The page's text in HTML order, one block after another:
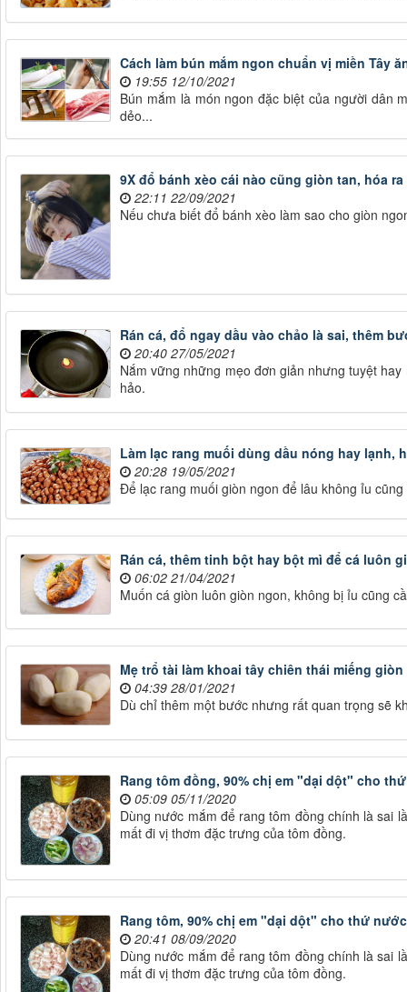
Cách làm bún mắm ngon chuẩn vị miền Tây
19:55 12/10/2021
Bún mắm là món ngon đặc biệt của người dân
dẻo...
9X đổ bánh xèo cái nào cũng giòn tan, hóa
22:11 22/09/2021
Nếu chưa biết đổ bánh xèo làm sao cho giòn
Rán cá, đổ ngay dầu vào chảo là sai, thêm
20:40 27/05/2021
Nắm vững những mẹo đơn giản nhưng tuyệt
hảo.
Làm lạc rang muối dùng dầu nóng hay lạnh,
20:28 19/05/2021
Để lạc rang muối giòn ngon để lâu không ỉu
Rán cá, thêm tinh bột hay bột mì để cá luôn
06:02 21/04/2021
Muốn cá giòn luôn giòn ngon, không bị ỉu cũng
Mẹ trổ tài làm khoai tây chiên thái miếng
04:39 28/01/2021
Dù chỉ thêm một bước nhưng rất quan trọng sẽ
Rang tôm đồng, 90% chị em "dại dột" cho
05:09 05/11/2020
Dùng nước mắm để rang tôm đồng chính là sai
mất đi vị thơm đặc trưng của tôm đồng.
Rang tôm, 90% chị em "dại dột" cho thứ
20:41 08/09/2020
Dùng nước mắm để rang tôm đồng chính là sai
mất đi vị thơm đặc trưng của tôm đồng.